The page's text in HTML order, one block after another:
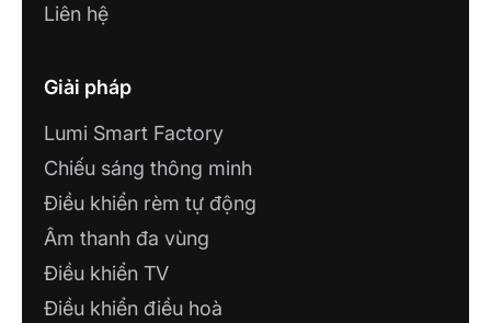
Liên hệ
Giải pháp
Lumi Smart Factory
Chiếu sáng thông minh
Điều khiển rèm tự động
Âm thanh đa vùng
Điều khiển TV
Điều khiển điều hoà